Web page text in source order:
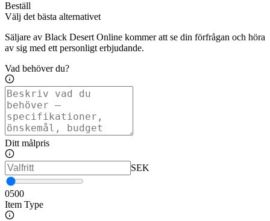
Beställ
Välj det bästa alternativet
Säljare av Black Desert Online kommer att se din förfrågan och höra
av sig med ett personligt erbjudande.
Vad behöver du?
Ditt målpris
SEK
0500
Item Type